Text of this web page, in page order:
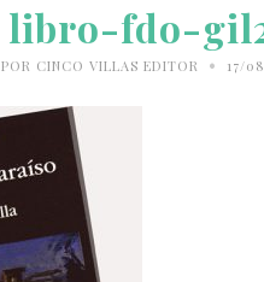
libro-fdo-
POR CINCO VILLAS EDITOR • 17/